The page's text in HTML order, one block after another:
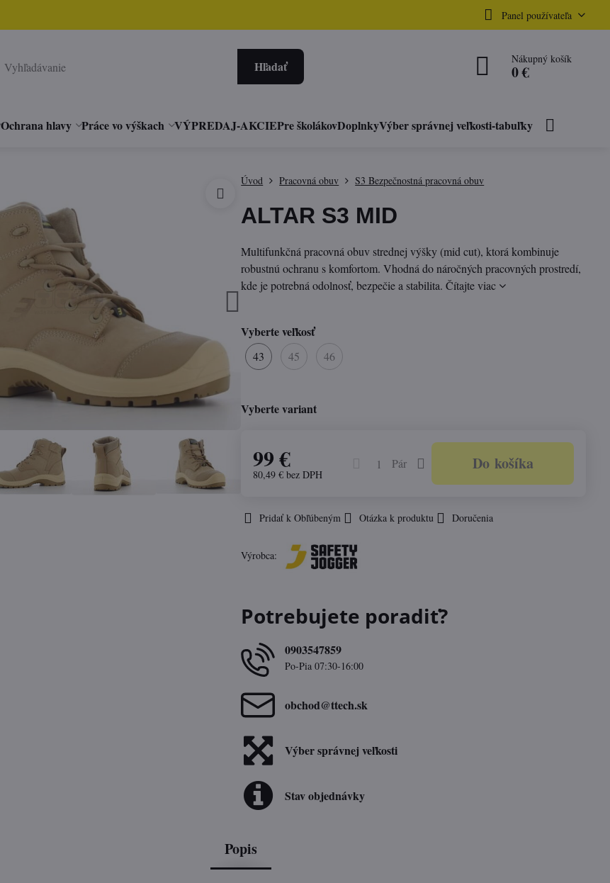
Panel používateľa
Hľadať Nákupný košík
0 €
Ochrana hlavy Práce vo výškach VÝPREDAJ-AKCIEPre školákovDoplnkyVýber správnej veľkosti-tabuľky
Úvod Pracovná obuv S3 Bezpečnostná pracovná obuv
ALTAR S3 MID
Multifunkčná pracovná obuv strednej výšky (mid cut), ktorá kombinuje
robustnú ochranu s komfortom. Vhodná do náročných pracovných prostredí,
kde je potrebná odolnosť, bezpečie a stabilita.Čítajte viac
Vyberte veľkosť
43 45 46
Vyberte variant
99 €
80,49 €bez DPH
Pár Do košíka
Pridať k Obľúbeným Otázka k produktu Doručenia
Výrobca:
Potrebujete poradiť?
0903547859
Po-Pia 07:30-16:00
obchod​@ttech​.sk
Výber správnej veľkosti
Stav objednávky
Popis